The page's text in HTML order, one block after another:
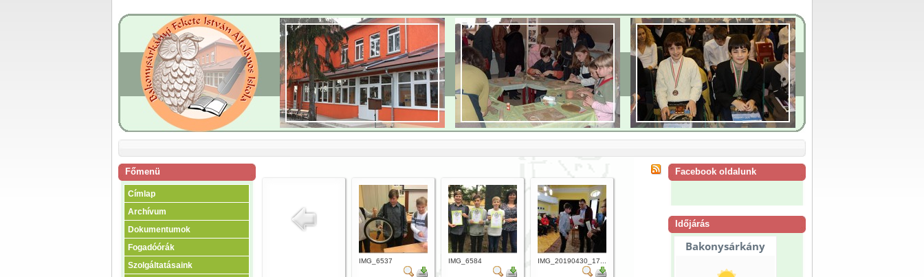
Főmenü
Címlap
Archívum
Dokumentumok
Fogadóórák
Szolgáltatásaink
IMG_6537 IMG_6584 IMG_20190430_17...
Facebook oldalunk
Időjárás